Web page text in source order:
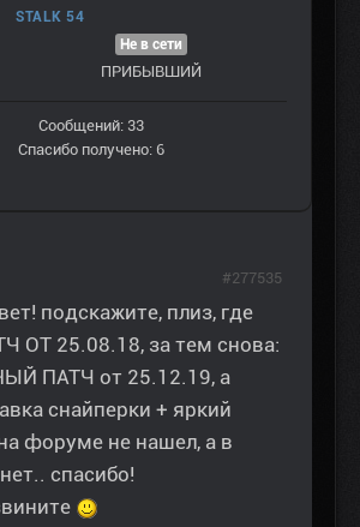
STALK 54
Не в сети
ПРИБЫВШИЙ
Сообщений: 33
Спасибо получено: 6
подскажите, плиз, где
ОТ 25.08.18, за тем снова:
ПАТЧ от 25.12.19, а
снайперки + яркий
форуме не нашел, а в
спасибо!
#277535